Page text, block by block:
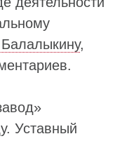
,
Уставный